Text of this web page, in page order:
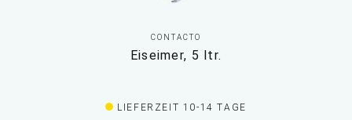
CONTACTO
Eiseimer, 5 ltr.
LIEFERZEIT 10-14 TAGE